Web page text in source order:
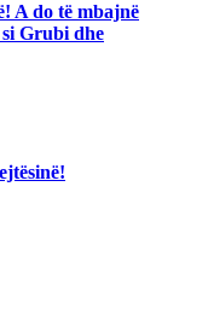
A do të mbajnë
Grubi dhe